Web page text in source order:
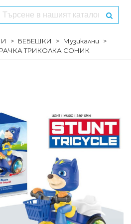
> БЕБЕШКИ > Музикални
>
ТРИКОЛКА СОНИК